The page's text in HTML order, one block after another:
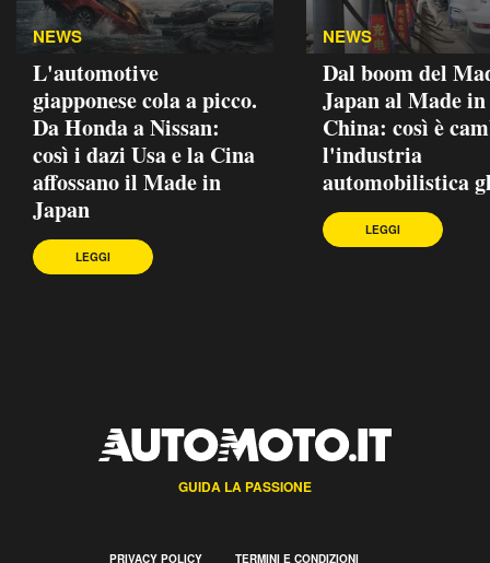
NEWS
L'automotive
giapponese cola a picco.
Da Honda a Nissan:
così i dazi Usa e la Cina
affossano il Made in
Japan
LEGGI
NEWS
Dal boom del
Japan al Made in
China: così è
l'industria
automobilistica
LEGGI
GUIDA LA PASSIONE
PRIVACY POLICY TERMINI E CONDIZIONI